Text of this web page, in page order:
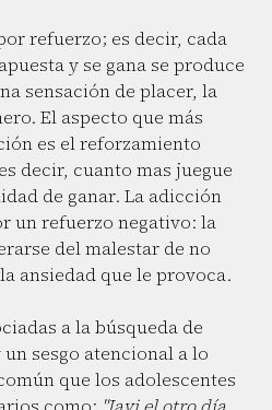
refuerzo; es decir, cada
y se gana se produce
sensación de placer, la
El aspecto que más
es el reforzamiento
decir, cuanto mas juegue
de ganar. La adicción
un refuerzo negativo: la
del malestar de no
ansiedad que le provoca.
a la búsqueda de
sesgo atencional a lo
que los adolescentes